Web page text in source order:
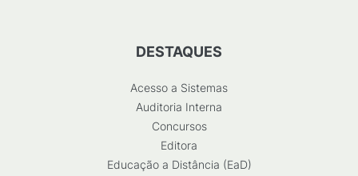
DESTAQUES
Acesso a Sistemas
Auditoria Interna
Concursos
Editora
Educação a Distância (EaD)